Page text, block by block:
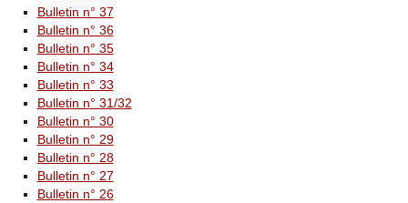
Bulletin n° 37
Bulletin n° 36
Bulletin n° 35
Bulletin n° 34
Bulletin n° 33
Bulletin n° 31/32
Bulletin n° 30
Bulletin n° 29
Bulletin n° 28
Bulletin n° 27
Bulletin n° 26